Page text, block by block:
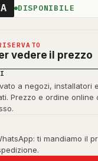
DISPONIBILE
vedere il prezzo
a negozi, installatori
Prezzo e ordine online
ti mandiamo il